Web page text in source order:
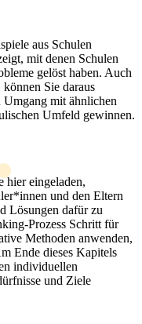
aus Schulen
mit denen Schulen
gelöst haben. Auch
Sie daraus
mit ähnlichen
Umfeld gewinnen.
eingeladen,
und den Eltern
Lösungen dafür zu
Prozess Schritt für
Methoden anwenden,
Ende dieses Kapitels
individuellen
und Ziele